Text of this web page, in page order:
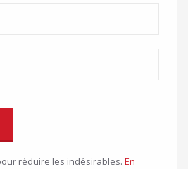
réduire les indésirables. En